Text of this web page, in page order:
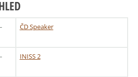
ČD Speaker
INISS 2